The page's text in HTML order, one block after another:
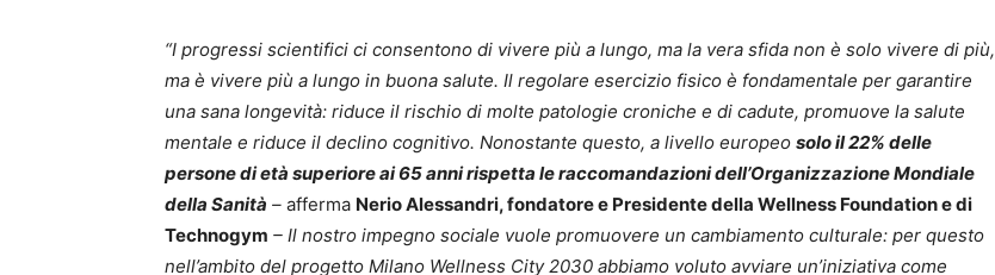
“I progressi scientifici ci consentono di vivere più a lungo, ma la vera sfida non è solo vivere di più,
ma è vivere più a lungo in buona salute. Il regolare esercizio fisico è fondamentale per garantire
una sana longevità: riduce il rischio di molte patologie croniche e di cadute, promuove la salute
mentale e riduce il declino cognitivo. Nonostante questo, a livello europeo solo il 22% delle
persone di età superiore ai 65 anni rispetta le raccomandazioni dell’Organizzazione Mondiale
della Sanità – afferma Nerio Alessandri, fondatore e Presidente della Wellness Foundation e di
Technogym – Il nostro impegno sociale vuole promuovere un cambiamento culturale: per questo
nell’ambito del progetto Milano Wellness City 2030 abbiamo voluto avviare un’iniziativa come